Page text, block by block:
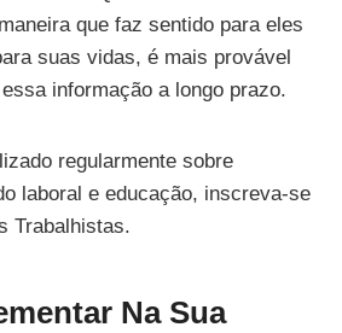
que faz sentido para eles
suas vidas, é mais provável
informação a longo prazo.
regularmente sobre
laboral e educação, inscreva-se
Trabalhistas.
Na Sua